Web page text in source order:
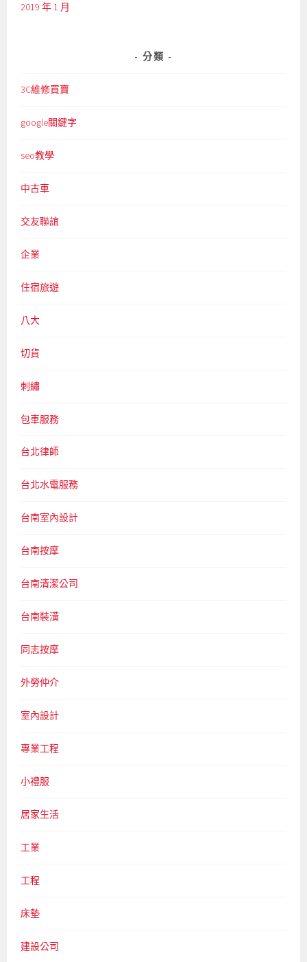
2019 年 1 月
分類
3C維修買賣
google關鍵字
seo教學
中古車
交友聯誼
企業
住宿旅遊
八大
切貨
刺繡
包車服務
台北律師
台北水電服務
台南室內設計
台南按摩
台南清潔公司
台南裝潢
同志按摩
外勞仲介
室內設計
專業工程
小禮服
居家生活
工業
工程
床墊
建設公司